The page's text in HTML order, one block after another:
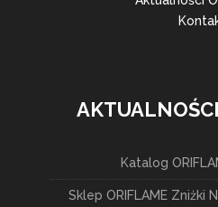
Katalog
Sklep ORIFLAME Zniżki